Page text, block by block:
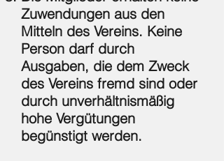
Zuwendungen aus den
Mitteln des Vereins. Keine
Person darf durch
Ausgaben, die dem Zweck
des Vereins fremd sind oder
durch unverhältnismäßig
hohe Vergütungen
begünstigt werden.